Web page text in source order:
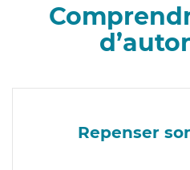
Repenser